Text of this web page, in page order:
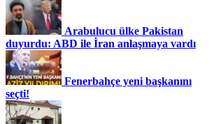
Arabulucu ülke Pakistan
duyurdu: ABD ile İran anlaşmaya vardı
Fenerbahçe yeni başkanını
seçti!